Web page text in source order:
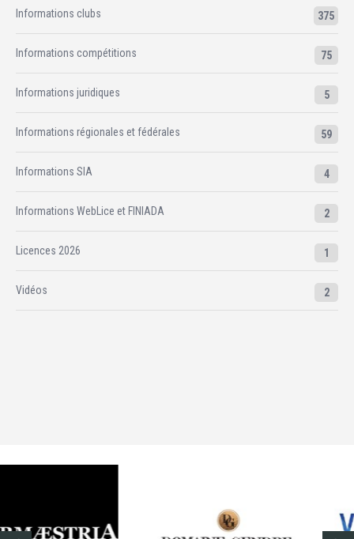
Informations clubs 375
Informations compétitions 75
Informations juridiques 5
Informations régionales et fédérales 59
Informations SIA 4
Informations WebLice et FINIADA 2
Licences 2026 1
Vidéos 2